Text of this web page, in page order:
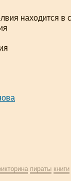
находится в
пираты книги